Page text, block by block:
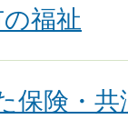
福祉
保険・